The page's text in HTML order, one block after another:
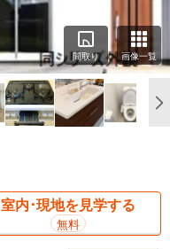
間取り 画像一覧
室内･現地を見学する
無料